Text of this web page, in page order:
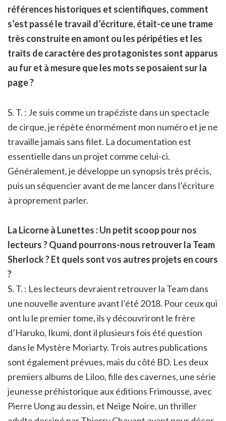
références historiques et scientifiques, comment
s’est passé le travail d’écriture, était-ce une trame
très construite en amont ou les péripéties et les
traits de caractère des protagonistes sont apparus
au fur et à mesure que les mots se posaient sur la
page ?
S. T. : Je suis comme un trapéziste dans un spectacle
de cirque, je répète énormément mon numéro et je ne
travaille jamais sans filet. La documentation est
essentielle dans un projet comme celui-ci.
Généralement, je développe un synopsis très précis,
puis un séquencier avant de me lancer dans l’écriture
à proprement parler.
La Licorne à Lunettes : Un petit scoop pour nos
lecteurs ? Quand pourrons-nous retrouver la Team
Sherlock ? Et quels sont vos autres projets en cours
?
S. T. : Les lecteurs devraient retrouver la Team dans
une nouvelle aventure avant l’été 2018. Pour ceux qui
ont lu le premier tome, ils y découvriront le frère
d’Haruko, Ikumi, dont il plusieurs fois été question
dans le Mystère Moriarty. Trois autres publications
sont également prévues, mais du côté BD. Les deux
premiers albums de Liloo, fille des cavernes, une série
jeunesse préhistorique aux éditions Frimousse, avec
Pierre Uong au dessin, et Neige Noire, un thriller